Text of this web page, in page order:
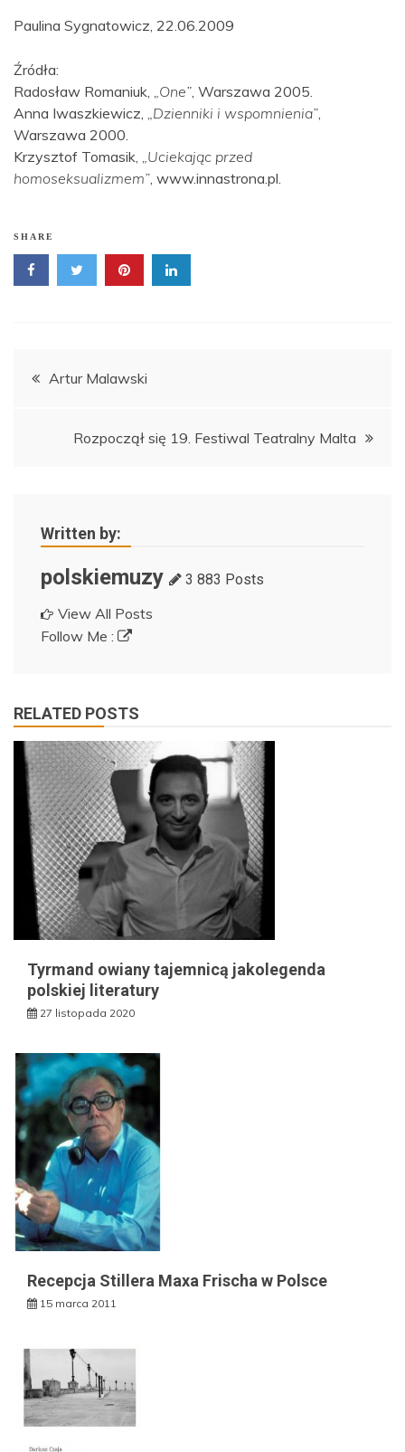
Paulina Sygnatowicz, 22.06.2009
Źródła:
Radosław Romaniuk, „One”, Warszawa 2005.
Anna Iwaszkiewicz, „Dzienniki i wspomnienia”,
Warszawa 2000.
Krzysztof Tomasik, „Uciekając przed
homoseksualizmem”, www.innastrona.pl.
SHARE
Nawigacja
Artur Malawski
Rozpoczął się 19. Festiwal Teatralny Malta
Written by:
polskiemuzy 3 883 Posts
View All Posts
Follow Me :
RELATED POSTS
Tyrmand owiany tajemnicą jakolegenda
polskiej literatury
27 listopada 2020
Recepcja Stillera Maxa Frischa w Polsce
15 marca 2011